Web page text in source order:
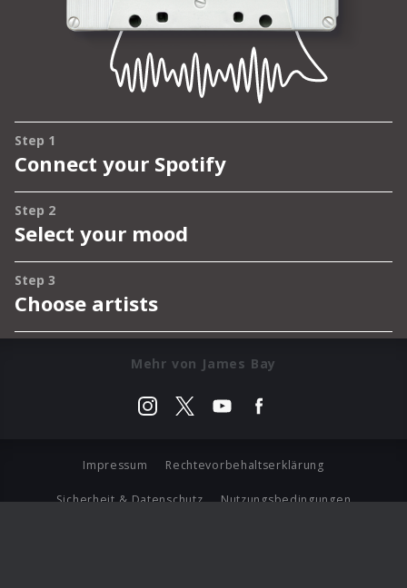
Mehr von James Bay
Impressum Rechtevorbehaltserklärung
Sicherheit & Datenschutz Nutzungsbedingungen